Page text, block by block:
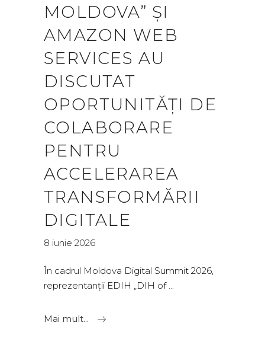
MOLDOVA” ȘI
AMAZON WEB
SERVICES AU
DISCUTAT
OPORTUNITĂȚI DE
COLABORARE
PENTRU
ACCELERAREA
TRANSFORMĂRII
DIGITALE
8 iunie 2026
În cadrul Moldova Digital Summit 2026,
reprezentanții EDIH „DIH of
Mai mult...